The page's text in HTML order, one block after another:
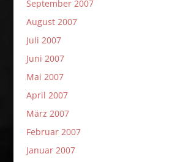
September 2007
August 2007
Juli 2007
Juni 2007
Mai 2007
April 2007
März 2007
Februar 2007
Januar 2007